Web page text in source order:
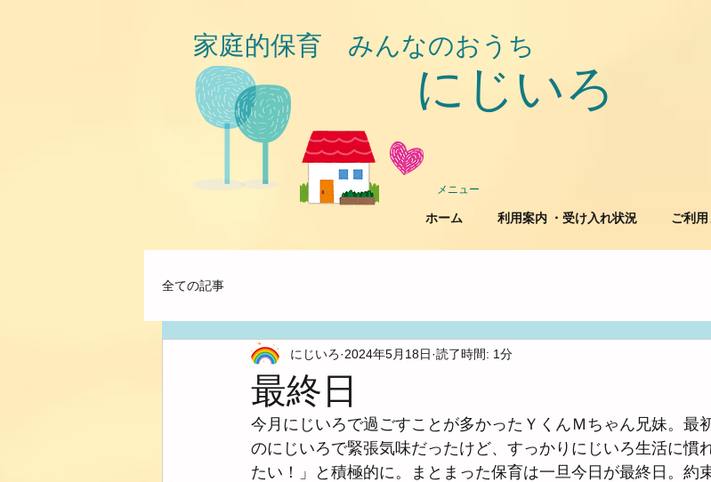
家庭的保育 みんなのおうち
​ にじいろ
ホーム 利用案内 ・受け入れ状況 ご利
メニュー
全ての記事
最終日
にじいろ 2024年5月18日 読了時間: 1分
今月にじいろで過ごすことが多かったＹくんＭちゃん兄妹。最
のにじいろで緊張気味だったけど、すっかりにじいろ生活に慣
たい！」と積極的に。まとまった保育は一旦今日が最終日。約